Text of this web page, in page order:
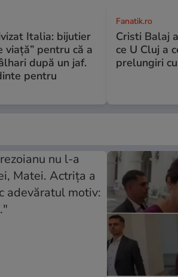
Italia: bijutier
viață” pentru că a
după un jaf.
pentru
Fanatik.ro
Cristi Balaj
ce U Cluj a
prelungiri